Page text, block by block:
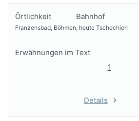
Örtlichkeit Bahnhof
Franzensbad, Böhmen, heute Tschechien
Erwähnungen im Text
1
Details